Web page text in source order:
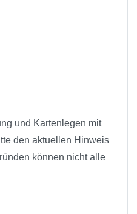
und Kartenlegen mit
den aktuellen Hinweis
können nicht alle